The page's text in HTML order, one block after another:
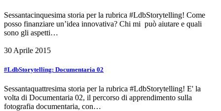
Sessantacinquesima storia per la rubrica #LdbStorytelling! Come
posso finanziare un’idea innovativa? Chi mi può aiutare e quali
sono gli aspetti…
30 Aprile 2015
#LdbStorytelling: Documentaria 02
Sessantaquattresima storia per la rubrica #LdbStorytelling! E' la
volta di Documentaria 02, il percorso di apprendimento sulla
fotografia documentaria, con…